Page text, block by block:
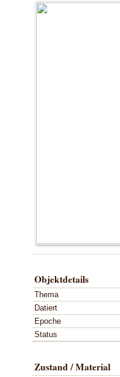
Objektdetails
Thema
Datiert
Epoche
Status
Zustand / Material